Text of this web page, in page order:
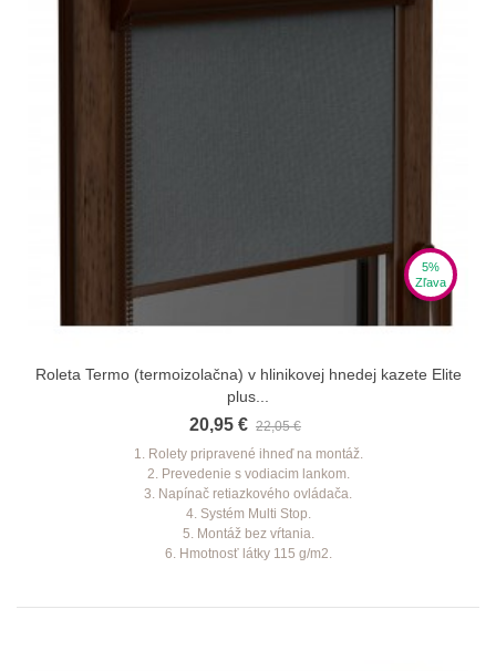
5%
Zľava
Roleta Termo (termoizolačna) v hlinikovej hnedej kazete Elite
plus...
20,95 € 22,05 €
1. Rolety pripravené ihneď na montáž.
2. Prevedenie s vodiacim lankom.
3. Napínač retiazkového ovládača.
4. Systém Multi Stop.
5. Montáž bez vŕtania.
6. Hmotnosť látky 115 g/m2.